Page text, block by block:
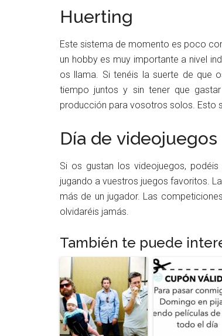
Huerting
Este sistema de momento es poco
un hobby es muy importante a nivel
os llama. Si tenéis la suerte de que
tiempo juntos y sin tener que
producción para vosotros solos. Esto
Día de videojuegos
Si os gustan los videojuegos,
jugando a vuestros juegos favoritos.
más de un jugador. Las
olvidaréis jamás.
También te puede